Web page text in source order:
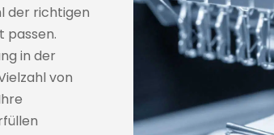
der richtigen
passen.
in der
von